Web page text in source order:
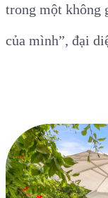
trong một không
của mình”, đại